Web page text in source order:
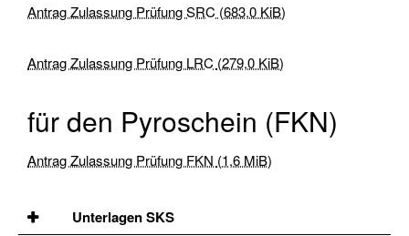
Hafenmanöver
Nachtfahrt
Modul
Navigation
Modul
Antrag Zulassung Prüfung SRC (683,0 KiB)
Antrag Zulassung Prüfung LRC (279,0 KiB)
für den Pyroschein (FKN)
Antrag Zulassung Prüfung FKN (1,6 MiB)
Unterlagen SKS